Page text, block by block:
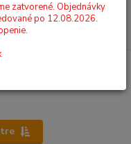
zatvorené. Objednávky
po 12.08.2026.